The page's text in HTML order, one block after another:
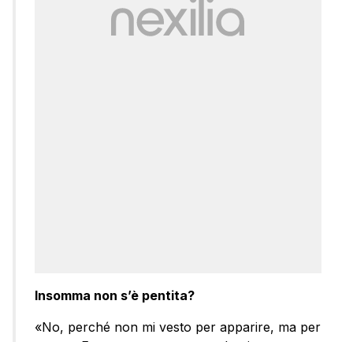
Insomma non s’è pentita?
«No, perché non mi vesto per apparire, ma per